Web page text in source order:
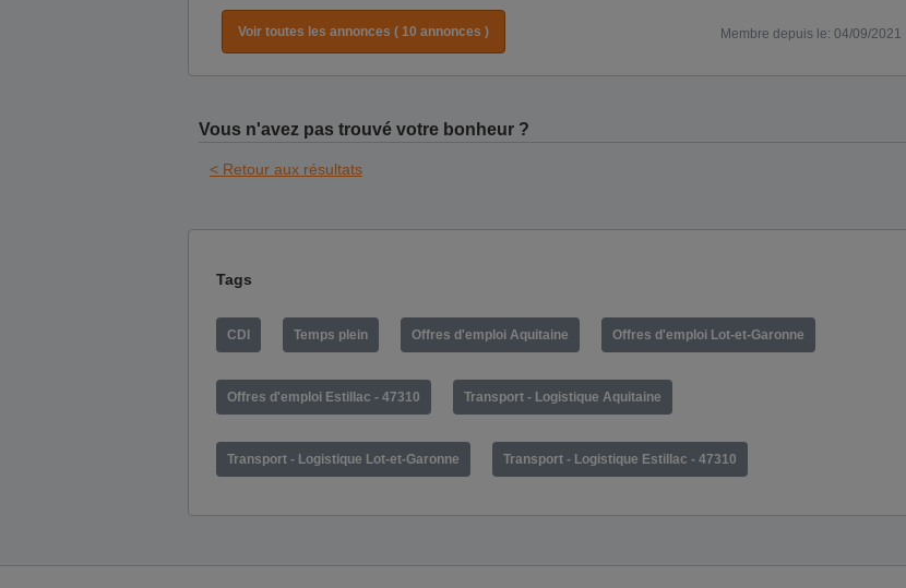
Voir toutes les annonces ( 10 annonces ) Membre depuis le: 04/09/2021
Vous n'avez pas trouvé votre bonheur ?
< Retour aux résultats
Tags
CDI Temps plein Offres d'emploi Aquitaine Offres d'emploi Lot-et-Garonne
Offres d'emploi Estillac - 47310 Transport - Logistique Aquitaine
Transport - Logistique Lot-et-Garonne Transport - Logistique Estillac - 47310